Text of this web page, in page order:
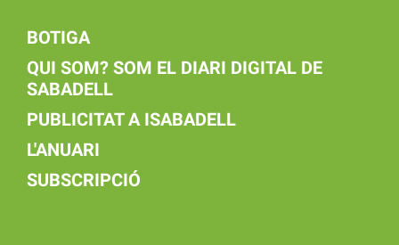
BOTIGA
QUI SOM? SOM EL DIARI DIGITAL DE
SABADELL
PUBLICITAT A ISABADELL
L'ANUARI
SUBSCRIPCIÓ